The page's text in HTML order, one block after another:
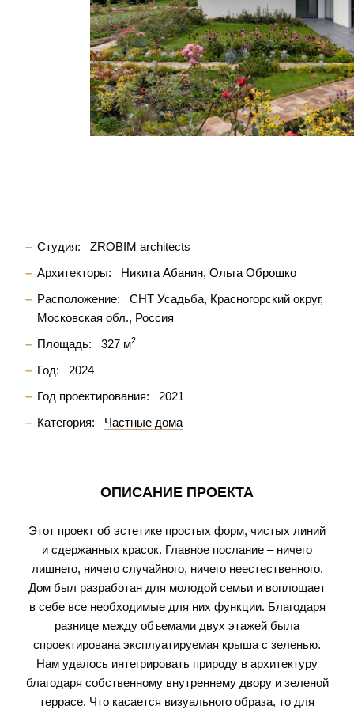
Студия:
ZROBIM architects
Архитекторы:
Никита Абанин Ольга Оброшко
Расположение:
СНТ Усадьба, Красногорский округ,
Московская обл., Россия
Площадь:
327 м2
Год:
2024
Год проектирования:
2021
Категория:
Частные дома
ОПИСАНИЕ ПРОЕКТА
Этот проект об эстетике простых форм, чистых линий
и сдержанных красок. Главное послание – ничего
лишнего, ничего случайного, ничего неестественного.
Дом был разработан для молодой семьи и воплощает
в себе все необходимые для них функции. Благодаря
разнице между объемами двух этажей была
спроектирована эксплуатируемая крыша с зеленью.
Нам удалось интегрировать природу в архитектуру
благодаря собственному внутреннему двору и зеленой
террасе. Что касается визуального образа, то для